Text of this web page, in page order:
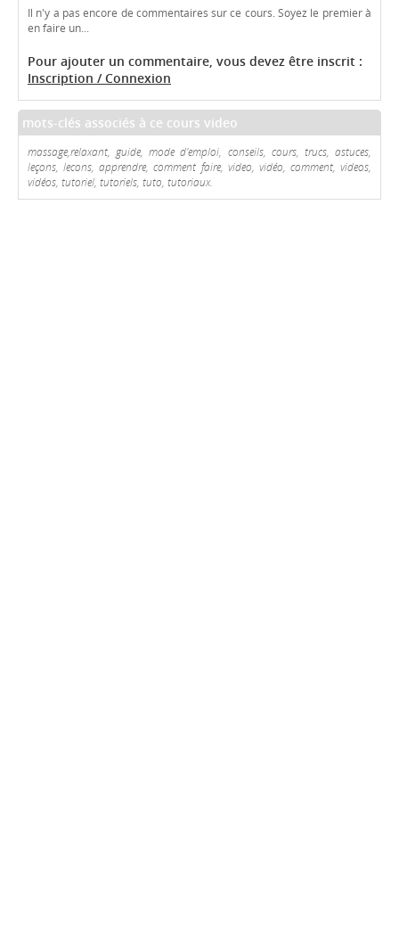
Il n'y a pas encore de commentaires sur ce cours. Soyez le premier à
en faire un...
Pour ajouter un commentaire, vous devez être inscrit :
Inscription / Connexion
mots-clés associés à ce cours video
massage,relaxant, guide, mode d'emploi, conseils, cours, trucs, astuces,
leçons, lecons, apprendre, comment faire, video, vidéo, comment, videos,
vidéos, tutoriel, tutoriels, tuto, tutoriaux.